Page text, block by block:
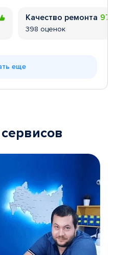
Качество ремонта
398 оценок
еще